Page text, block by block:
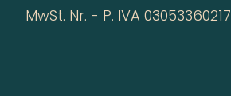
MwSt. Nr. - P. IVA 03053360217